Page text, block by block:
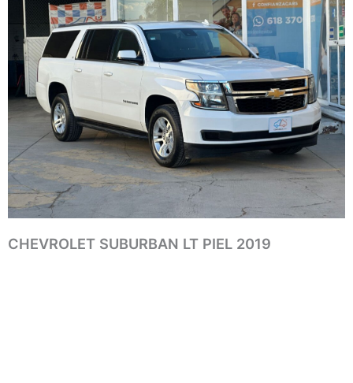
CHEVROLET SUBURBAN LT PIEL 2019